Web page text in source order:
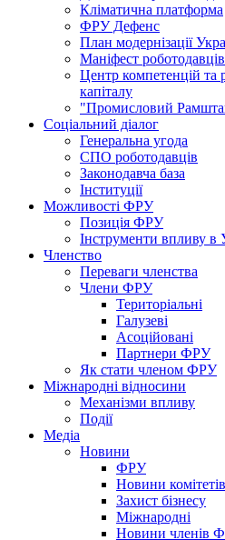
Кліматична платформа
ФРУ Дефенс
План модернізації
Маніфест роботодавців
Центр компетенцій та
капіталу
"Промисловий
Соціальний діалог
Генеральна угода
СПО роботодавців
Законодавча база
Інституції
Можливості ФРУ
Позиція ФРУ
Інструменти впливу в
Членство
Переваги членства
Члени ФРУ
Територіальні
Галузеві
Асоційовані
Партнери ФРУ
Як стати членом ФРУ
Міжнародні відносини
Механізми впливу
Події
Медіа
Новини
ФРУ
Новини комітетів
Захист бізнесу
Міжнародні
Новини членів